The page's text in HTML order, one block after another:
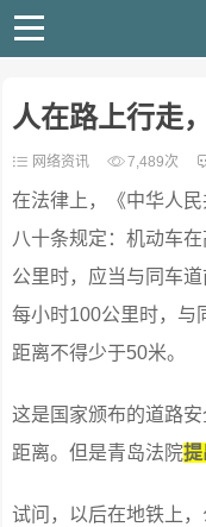
人在路上行走
网络资讯 7,489次
在法律上，《中华人
八十条规定：机动车
公里时，应当与同车
每小时100公里时，与
距离不得少于50米。
这是国家颁布的道路
距离。但是青岛法院提
试问，以后在地铁上